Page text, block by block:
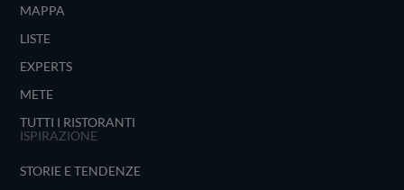
MAPPA
LISTE
EXPERTS
METE
TUTTI I RISTORANTI
ISPIRAZIONE
STORIE E TENDENZE